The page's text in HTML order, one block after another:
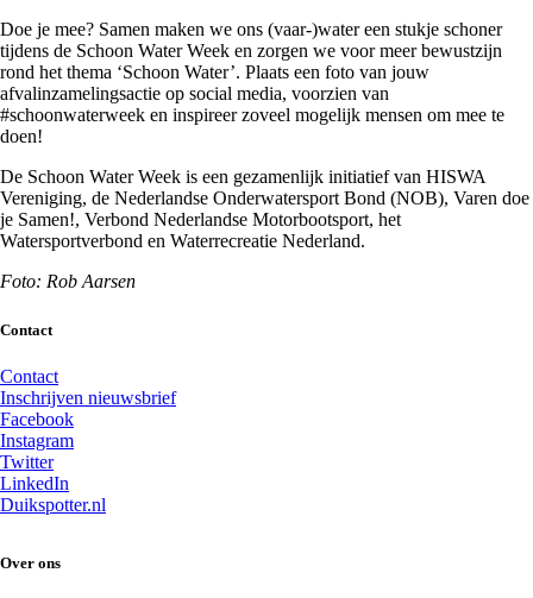
Doe je mee? Samen maken we ons (vaar-)water een stukje schoner
tijdens de Schoon Water Week en zorgen we voor meer bewustzijn
rond het thema ‘Schoon Water’. Plaats een foto van jouw
afvalinzamelingsactie op social media, voorzien van
#schoonwaterweek en inspireer zoveel mogelijk mensen om mee te
doen!
De Schoon Water Week is een gezamenlijk initiatief van HISWA
Vereniging, de Nederlandse Onderwatersport Bond (NOB), Varen doe
je Samen!, Verbond Nederlandse Motorbootsport, het
Watersportverbond en Waterrecreatie Nederland.
Foto: Rob Aarsen
Contact
Contact
Inschrijven nieuwsbrief
Facebook
Instagram
Twitter
LinkedIn
Duikspotter.nl
Over ons